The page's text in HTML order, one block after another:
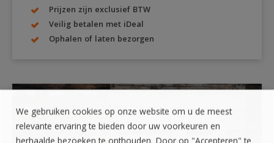
Prijzen zijn exclusief BTW
Veilig betalen met iDeal
Ophalen of laten bezorgen
ZELF OPHALEN?
We gebruiken cookies op onze website om u de meest
relevante ervaring te bieden door uw voorkeuren en